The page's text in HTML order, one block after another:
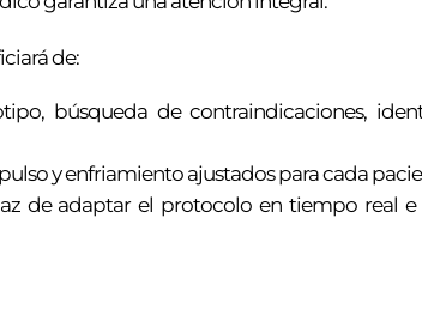
de:
búsqueda de contraindicaciones,
y enfriamiento ajustados para cada
de adaptar el protocolo en tiempo real